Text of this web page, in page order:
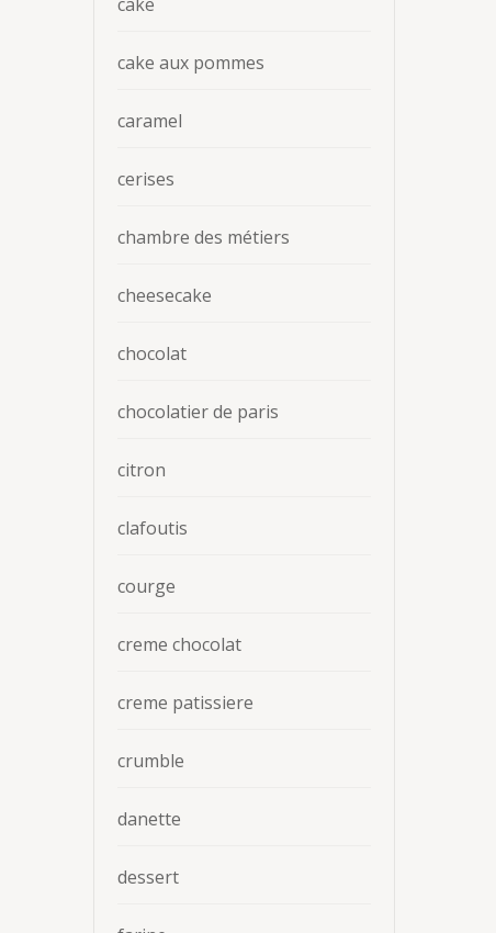
cake aux pommes
caramel
cerises
chambre des métiers
cheesecake
chocolat
chocolatier de paris
citron
clafoutis
courge
creme chocolat
creme patissiere
crumble
danette
dessert